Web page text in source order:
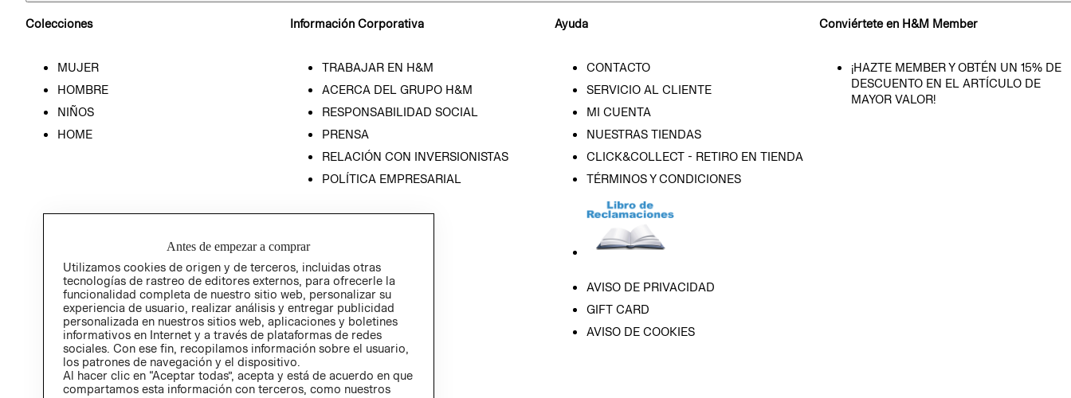
Colecciones
MUJER
HOMBRE
NIÑOS
HOME
Información Corporativa
TRABAJAR EN H&M
ACERCA DEL GRUPO H&M
RESPONSABILIDAD SOCIAL
PRENSA
RELACIÓN CON INVERSIONISTAS
POLÍTICA EMPRESARIAL
Ayuda
CONTACTO
SERVICIO AL CLIENTE
MI CUENTA
NUESTRAS TIENDAS
CLICK&COLLECT - RETIRO EN TIENDA
TÉRMINOS Y CONDICIONES
AVISO DE PRIVACIDAD
GIFT CARD
AVISO DE COOKIES
Conviértete en H&M Member
¡HAZTE MEMBER Y OBTÉN UN 15% DE
DESCUENTO EN EL ARTÍCULO DE
MAYOR VALOR!
Antes de empezar a comprar
Utilizamos cookies de origen y de terceros, incluidas otras
tecnologías de rastreo de editores externos, para ofrecerle la
funcionalidad completa de nuestro sitio web, personalizar su
experiencia de usuario, realizar análisis y entregar publicidad
personalizada en nuestros sitios web, aplicaciones y boletines
informativos en Internet y a través de plataformas de redes
sociales. Con ese fin, recopilamos información sobre el usuario,
los patrones de navegación y el dispositivo.
Al hacer clic en “Aceptar todas”, acepta y está de acuerdo en que
compartamos esta información con terceros, como nuestros